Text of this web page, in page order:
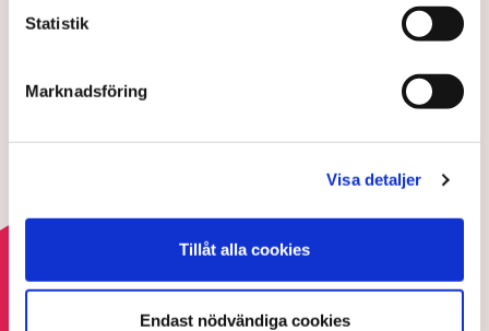
Statistik
Marknadsföring
Visa detaljer
Tillåt alla cookies
Endast nödvändiga cookies
Debatt: Då tvingas företagen
Professorn: Försiktighet,
följsamhet och feghet präglar
myndigheter
22 JULI 2026 |
Läs mer om regelkrånglet